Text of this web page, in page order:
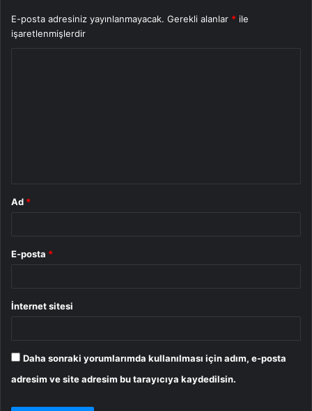
E-posta adresiniz yayınlanmayacak. Gerekli alanlar * ile
işaretlenmişlerdir
Ad *
E-posta *
İnternet sitesi
Daha sonraki yorumlarımda kullanılması için adım, e-posta
adresim ve site adresim bu tarayıcıya kaydedilsin.